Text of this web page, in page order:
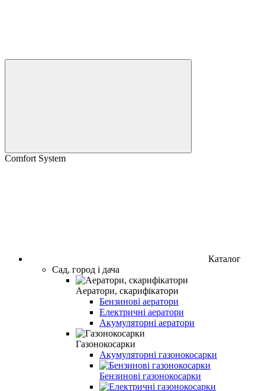
Comfort System
Каталог
Сад, город і дача
Аератори, скарифікатори
Бензинові аератори
Електричні аератори
Акумуляторні аератори
Газонокосарки
Акумуляторні газонокосарки
Бензинові газонокосарки